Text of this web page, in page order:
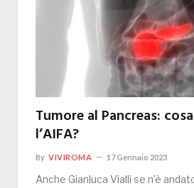
Tumore al Pancreas:
l’AIFA?
By VIVIROMA 17 Gennaio 2023
Anche Gianluca Vialli se n’è